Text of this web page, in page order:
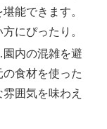
能できます。
にぴったり。
内の混雑を避
食材を使った
囲気を味わえ